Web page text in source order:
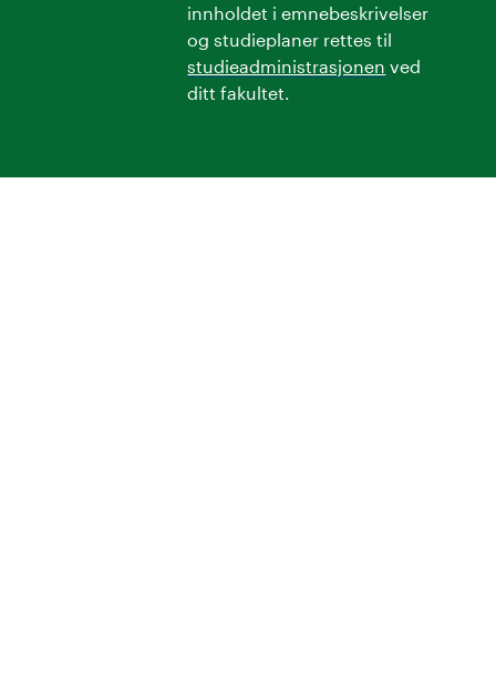
innholdet i emnebeskrivelser
og studieplaner rettes til
studieadministrasjonen ved
ditt fakultet.